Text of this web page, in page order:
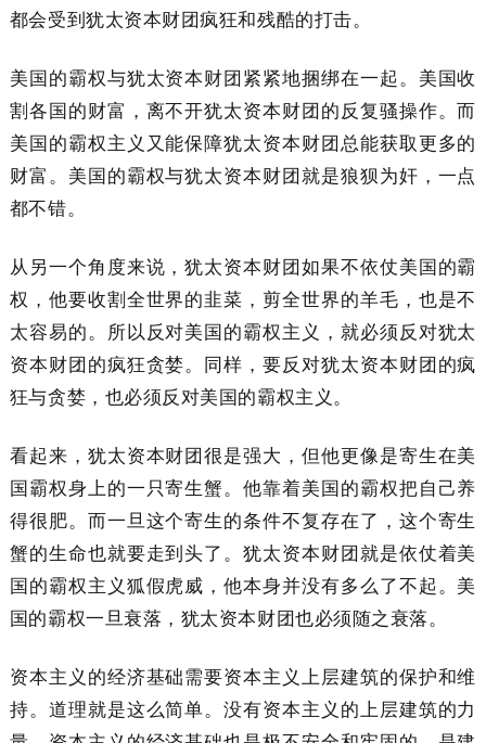
都会受到犹太资本财团疯狂和残酷的打击。
美国的霸权与犹太资本财团紧紧地捆绑在一起。美国收
割各国的财富，离不开犹太资本财团的反复骚操作。而
美国的霸权主义又能保障犹太资本财团总能获取更多的
财富。美国的霸权与犹太资本财团就是狼狈为奸，一点
都不错。
从另一个角度来说，犹太资本财团如果不依仗美国的霸
权，他要收割全世界的韭菜，剪全世界的羊毛，也是不
太容易的。所以反对美国的霸权主义，就必须反对犹太
资本财团的疯狂贪婪。同样，要反对犹太资本财团的疯
狂与贪婪，也必须反对美国的霸权主义。
看起来，犹太资本财团很是强大，但他更像是寄生在美
国霸权身上的一只寄生蟹。他靠着美国的霸权把自己养
得很肥。而一旦这个寄生的条件不复存在了，这个寄生
蟹的生命也就要走到头了。犹太资本财团就是依仗着美
国的霸权主义狐假虎威，他本身并没有多么了不起。美
国的霸权一旦衰落，犹太资本财团也必须随之衰落。
资本主义的经济基础需要资本主义上层建筑的保护和维
持。道理就是这么简单。没有资本主义的上层建筑的力